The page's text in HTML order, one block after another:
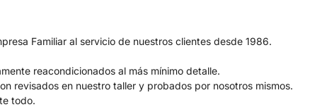
Familiar al servicio de nuestros clientes desde 1986.
reacondicionados al más mínimo detalle.
revisados en nuestro taller y probados por nosotros mismos.
todo.